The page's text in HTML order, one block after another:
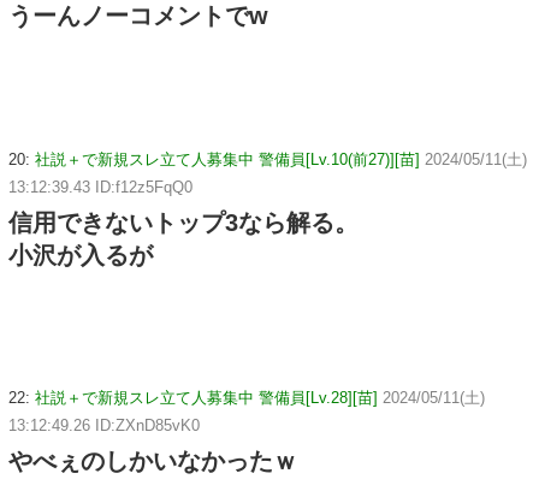
うーんノーコメントでw
20: 社説＋で新規スレ立て人募集中 警備員[Lv.10(前27)][苗] 2024/05/11(土)
13:12:39.43 ID:f12z5FqQ0
信用できないトップ3なら解る。
小沢が入るが
22: 社説＋で新規スレ立て人募集中 警備員[Lv.28][苗] 2024/05/11(土)
13:12:49.26 ID:ZXnD85vK0
やべぇのしかいなかったｗ